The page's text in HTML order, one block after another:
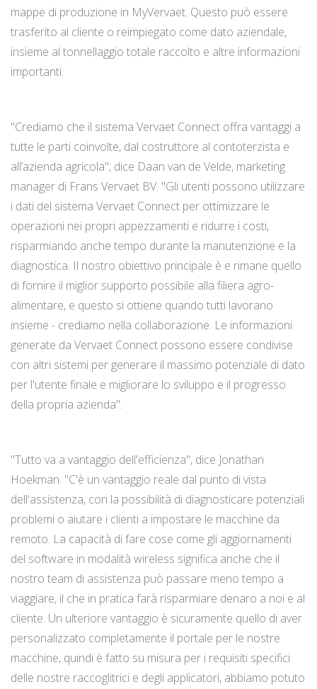
mappe di produzione in MyVervaet. Questo può essere
trasferito al cliente o reimpiegato come dato aziendale,
insieme al tonnellaggio totale raccolto e altre informazioni
importanti.
"Crediamo che il sistema Vervaet Connect offra vantaggi a
tutte le parti coinvolte, dal costruttore al contoterzista e
all’azienda agricola", dice Daan van de Velde, marketing
manager di Frans Vervaet BV. "Gli utenti possono utilizzare
i dati del sistema Vervaet Connect per ottimizzare le
operazioni nei propri appezzamenti e ridurre i costi,
risparmiando anche tempo durante la manutenzione e la
diagnostica. Il nostro obiettivo principale è e rimane quello
di fornire il miglior supporto possibile alla filiera agro-
alimentare, e questo si ottiene quando tutti lavorano
insieme - crediamo nella collaborazione. Le informazioni
generate da Vervaet Connect possono essere condivise
con altri sistemi per generare il massimo potenziale di dato
per l'utente finale e migliorare lo sviluppo e il progresso
della propria azienda".
"Tutto va a vantaggio dell'efficienza", dice Jonathan
Hoekman. "C'è un vantaggio reale dal punto di vista
dell'assistenza, con la possibilità di diagnosticare potenziali
problemi o aiutare i clienti a impostare le macchine da
remoto. La capacità di fare cose come gli aggiornamenti
del software in modalità wireless significa anche che il
nostro team di assistenza può passare meno tempo a
viaggiare, il che in pratica farà risparmiare denaro a noi e al
cliente. Un ulteriore vantaggio è sicuramente quello di aver
personalizzato completamente il portale per le nostre
macchine, quindi è fatto su misura per i requisiti specifici
delle nostre raccoglitrici e degli applicatori, abbiamo potuto